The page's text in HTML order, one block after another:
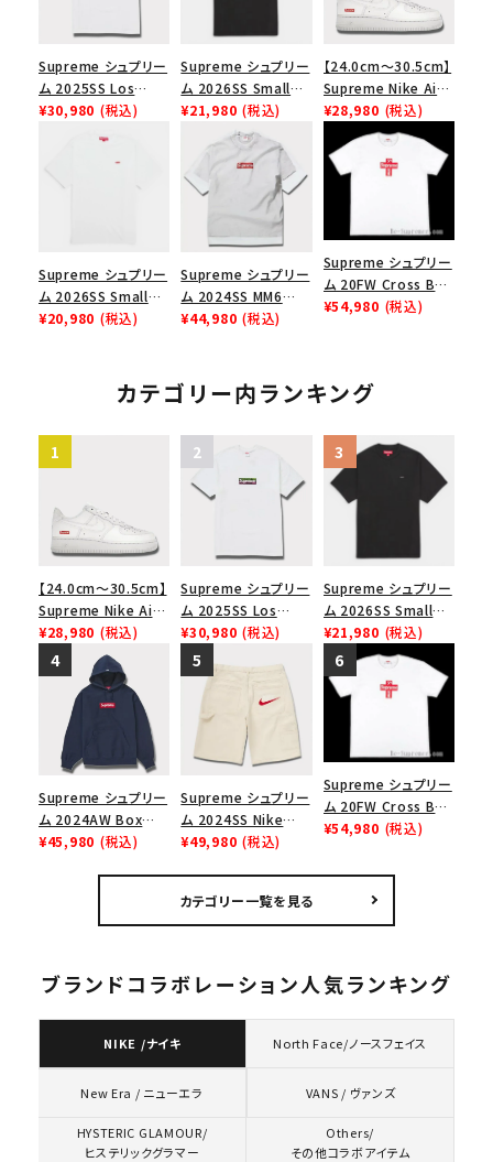
Supreme シュプリー
ム 2025SS Los
Angeles Fire Relief
¥30,980 (税込)
Supreme シュプリー
ム 2026SS Small
Box Tee スモールボ
ックスTシャツ ブラッ
¥21,980 (税込)
【24.0cm～30.5cm】
Supreme Nike Air
Force 1 Low シュプ
リーム ナイキエアフォ
ース１スニーカー シ
ューズ ホワイト
¥28,980 (税込)
Supreme シュプリー
ム 2026SS Small
Box Tee スモールボ
¥20,980 (税込)
Supreme シュプリー
ム 2024SS MM6
Maison Margiela
クスロゴTシャツ ホ
ワイト 白
¥44,980 (税込)
Supreme シュプリー
ム 20FW Cross Box
Logo Tee クロスボ
¥54,980 (税込)
カテゴリー内ランキング
【24.0cm～30.5cm】
Supreme Nike Air
Force 1 Low シュプ
リーム ナイキエアフォ
ース１スニーカー シ
ューズ ホワイト
¥28,980 (税込)
Supreme シュプリー
ム 2025SS Los
Angeles Fire Relief
Box Logo Tee ファ
イヤーリリーフボック
スロゴTシャツ ホワ
イト 白
¥30,980 (税込)
Supreme シュプリー
ム 2026SS Small
Box Tee スモールボ
ックスTシャツ ブラッ
ク
¥21,980 (税込)
Supreme シュプリー
ム 2024AW Box
Logo Hooded
¥45,980 (税込)
Supreme シュプリー
ム 2024SS Nike
Denim Short ナイキ
¥49,980 (税込)
Supreme シュプリー
ム 20FW Cross Box
Logo Tee クロスボ
ワイト
¥54,980 (税込)
カテゴリー一覧を見る
ブランドコラボレーション人気ランキング
NIKE /ナイキ North Face/ノースフェイス
New Era / ニューエラ VANS / ヴァンズ
HYSTERIC GLAMOUR/
ヒステリックグラマー
Others/
その他コラボアイテム